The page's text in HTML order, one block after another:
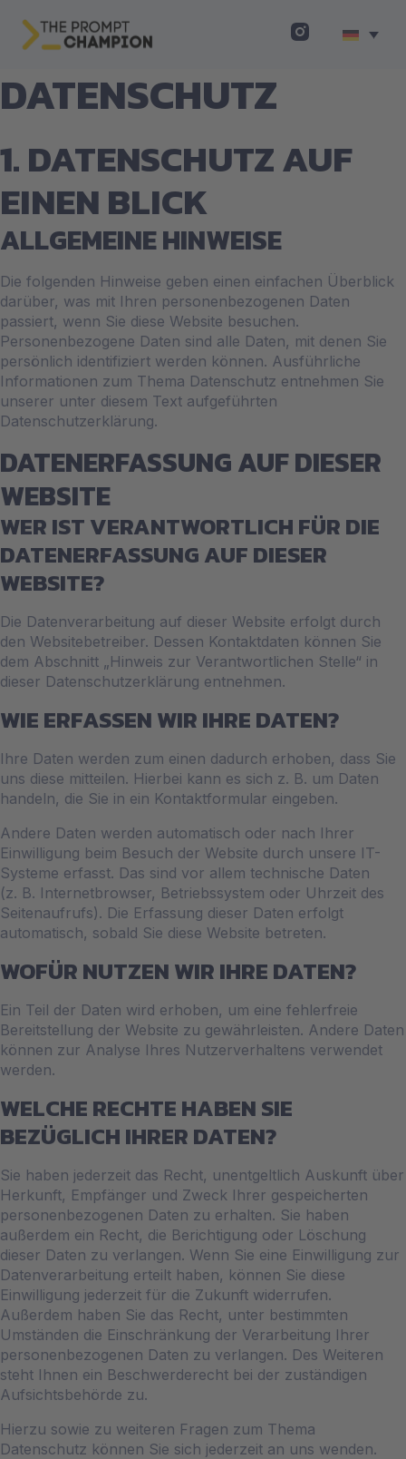
DATENSCHUTZ
1. DATENSCHUTZ AUF
EINEN BLICK
ALLGEMEINE HINWEISE
Die folgenden Hinweise geben einen einfachen Überblick
darüber, was mit Ihren personenbezogenen Daten
passiert, wenn Sie diese Website besuchen.
Personenbezogene Daten sind alle Daten, mit denen Sie
persönlich identifiziert werden können. Ausführliche
Informationen zum Thema Datenschutz entnehmen Sie
unserer unter diesem Text aufgeführten
Datenschutzerklärung.
DATENERFASSUNG AUF DIESER
WEBSITE
WER IST VERANTWORTLICH FÜR DIE
DATENERFASSUNG AUF DIESER
WEBSITE?
Die Datenverarbeitung auf dieser Website erfolgt durch
den Websitebetreiber. Dessen Kontaktdaten können Sie
dem Abschnitt „Hinweis zur Verantwortlichen Stelle“ in
dieser Datenschutzerklärung entnehmen.
WIE ERFASSEN WIR IHRE DATEN?
Ihre Daten werden zum einen dadurch erhoben, dass Sie
uns diese mitteilen. Hierbei kann es sich z. B. um Daten
handeln, die Sie in ein Kontaktformular eingeben.
Andere Daten werden automatisch oder nach Ihrer
Einwilligung beim Besuch der Website durch unsere IT-
Systeme erfasst. Das sind vor allem technische Daten
(z. B. Internetbrowser, Betriebssystem oder Uhrzeit des
Seitenaufrufs). Die Erfassung dieser Daten erfolgt
automatisch, sobald Sie diese Website betreten.
WOFÜR NUTZEN WIR IHRE DATEN?
Ein Teil der Daten wird erhoben, um eine fehlerfreie
Bereitstellung der Website zu gewährleisten. Andere Daten
können zur Analyse Ihres Nutzerverhaltens verwendet
werden.
WELCHE RECHTE HABEN SIE
BEZÜGLICH IHRER DATEN?
Sie haben jederzeit das Recht, unentgeltlich Auskunft über
Herkunft, Empfänger und Zweck Ihrer gespeicherten
personenbezogenen Daten zu erhalten. Sie haben
außerdem ein Recht, die Berichtigung oder Löschung
dieser Daten zu verlangen. Wenn Sie eine Einwilligung zur
Datenverarbeitung erteilt haben, können Sie diese
Einwilligung jederzeit für die Zukunft widerrufen.
Außerdem haben Sie das Recht, unter bestimmten
Umständen die Einschränkung der Verarbeitung Ihrer
personenbezogenen Daten zu verlangen. Des Weiteren
steht Ihnen ein Beschwerderecht bei der zuständigen
Aufsichtsbehörde zu.
Hierzu sowie zu weiteren Fragen zum Thema
Datenschutz können Sie sich jederzeit an uns wenden.